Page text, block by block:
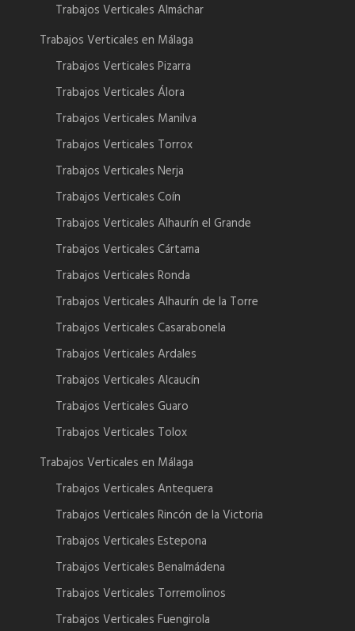
Trabajos Verticales Almáchar
Trabajos Verticales en Málaga
Trabajos Verticales Pizarra
Trabajos Verticales Álora
Trabajos Verticales Manilva
Trabajos Verticales Torrox
Trabajos Verticales Nerja
Trabajos Verticales Coín
Trabajos Verticales Alhaurín el Grande
Trabajos Verticales Cártama
Trabajos Verticales Ronda
Trabajos Verticales Alhaurín de la Torre
Trabajos Verticales Casarabonela
Trabajos Verticales Ardales
Trabajos Verticales Alcaucín
Trabajos Verticales Guaro
Trabajos Verticales Tolox
Trabajos Verticales en Málaga
Trabajos Verticales Antequera
Trabajos Verticales Rincón de la Victoria
Trabajos Verticales Estepona
Trabajos Verticales Benalmádena
Trabajos Verticales Torremolinos
Trabajos Verticales Fuengirola